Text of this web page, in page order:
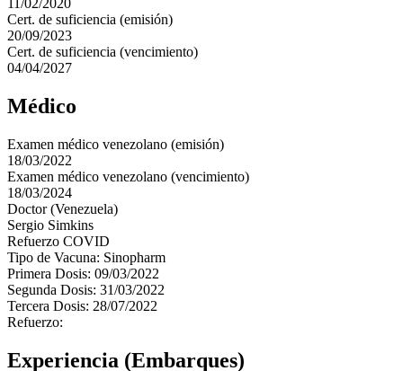
11/02/2020
Cert. de suficiencia (emisión)
20/09/2023
Cert. de suficiencia (vencimiento)
04/04/2027
Médico
Examen médico venezolano (emisión)
18/03/2022
Examen médico venezolano (vencimiento)
18/03/2024
Doctor (Venezuela)
Sergio Simkins
Refuerzo COVID
Tipo de Vacuna: Sinopharm
Primera Dosis: 09/03/2022
Segunda Dosis: 31/03/2022
Tercera Dosis: 28/07/2022
Refuerzo:
Experiencia (Embarques)